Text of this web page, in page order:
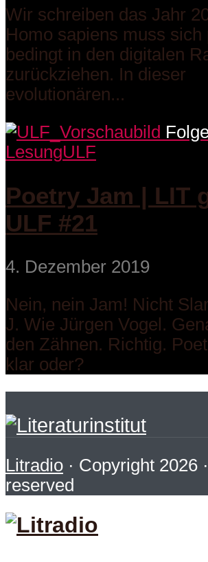
Wir schreiben das Jahr
Homo sapiens muss sich
bedingt in den digitalen
zurückziehen. In dieser
evolutionären...
LesungULF
Poetry Jam | LIT
ULF #21
4. Dezember 2019
Nein, nein Jam! Nicht
J. Wie Jürgen Vogel.
den Zähnen. Richtig.
klar oder?
Litradio · Copyright 2026
reserved